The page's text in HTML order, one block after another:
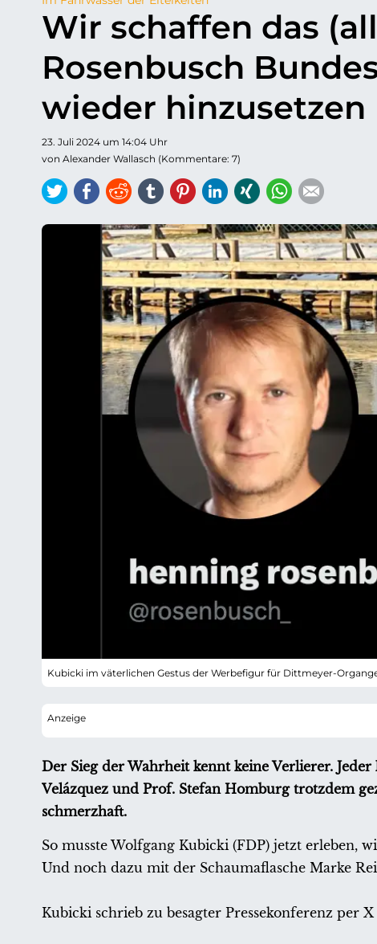
Wir schaffen das
Rosenbusch
wieder hinzusetzen
23. Juli 2024 um 14:04 Uhr
von Alexander Wallasch (Kommentare: 7)
TwitterFacebook
ReddittumblrPinterestLinkedIn
Xing WhatsApp
Kubicki im väterlichen Gestus der Werbefigur für Dittmeyer-
Der Sieg der Wahrheit kennt keine Verlierer.
Velázquez und Prof. Stefan Homburg trotzdem
schmerzhaft.
So musste Wolfgang Kubicki (FDP) jetzt erleben,
Und noch dazu mit der Schaumaflasche Marke
Kubicki schrieb zu besagter Pressekonferenz per